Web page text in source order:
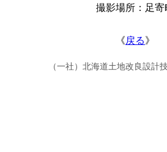
撮影場所：足寄
《戻る》
（一社）北海道土地改良設